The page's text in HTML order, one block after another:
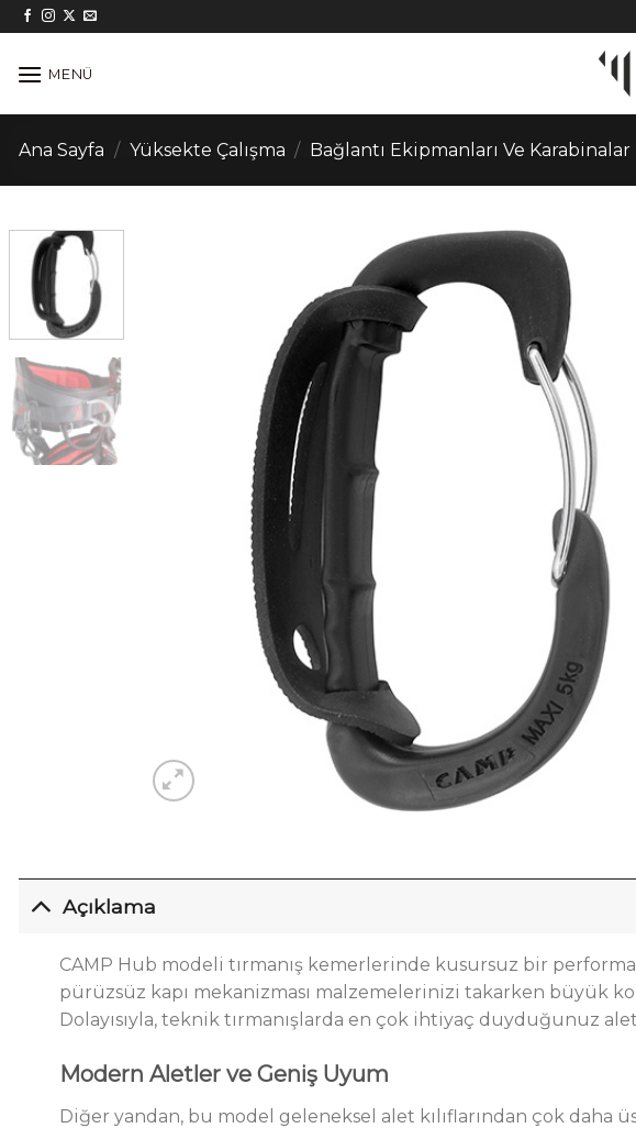
İçeriğe
atla
MENÜ
Ana Sayfa / Yüksekte Çalışma / Bağlantı Ekipmanları Ve Karabinalar
Açıklama
CAMP Hub modeli tırmanış kemerlerinde kusursuz bir
pürüzsüz kapı mekanizması malzemelerinizi takarken büyük
Dolayısıyla, teknik tırmanışlarda en çok ihtiyaç duyduğunuz
Modern Aletler ve Geniş Uyum
Diğer yandan, bu model geleneksel alet kılıflarından çok daha